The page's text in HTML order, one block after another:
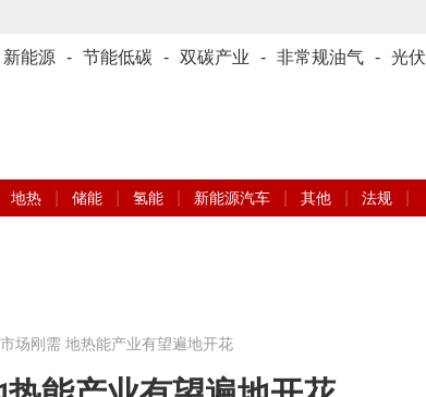
新能源 - 节能低碳 - 双碳产业 - 非常规油气 - 光伏
地热 储能 氢能 新能源汽车 其他 法规
场刚需 地热能产业有望遍地开花